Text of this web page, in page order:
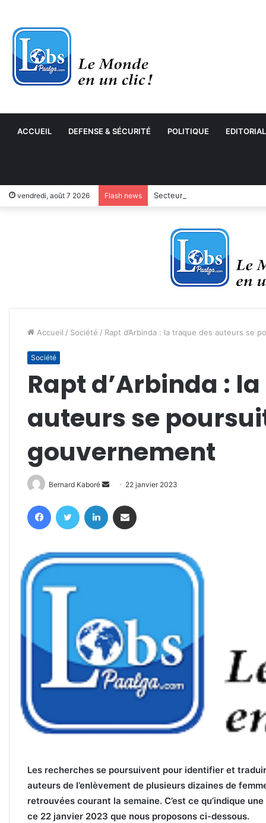
ACCUEIL DEFENSE & SÉCURITÉ POLITIQUE EDITORIAL
vendredi, août 7 2026 Flash news Secteur des cycles et
Accueil / Société / Rapt d’Arbinda : la traque des auteurs se
Société
Rapt d’Arbinda :
auteurs se
gouvernement
Bernard Kaboré
Envoyer
courriel
22 janvier 2023
FacebookTwitter Linkedin
Les recherches se poursuivent pour identifier et
auteurs de l’enlèvement de plusieurs dizaines de
retrouvées courant la semaine. C’est ce qu’indique
ce 22 janvier 2023 que nous proposons ci-dessous.